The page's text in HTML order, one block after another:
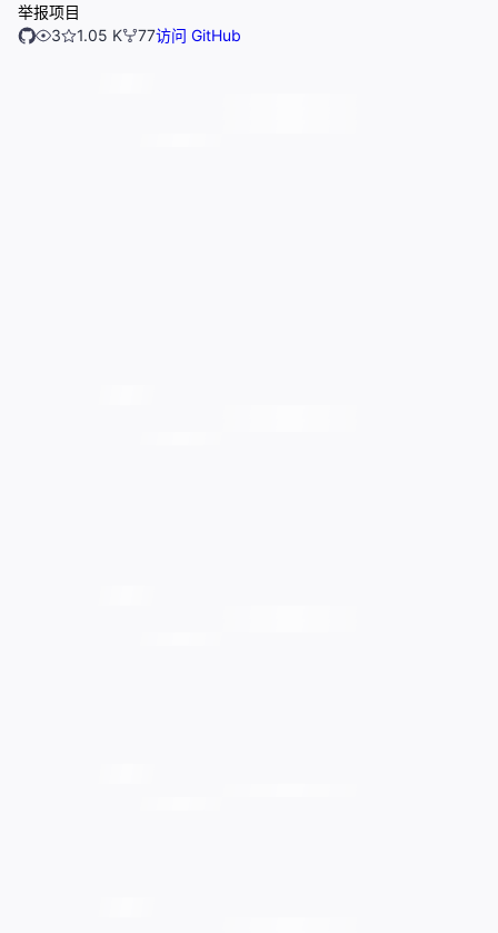
举报项目
3
1.05 K 77访问 GitHub